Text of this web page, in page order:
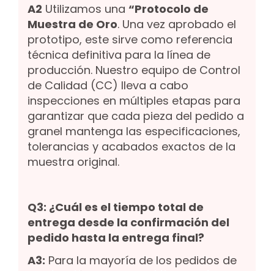
A2 Utilizamos una “Protocolo de
Muestra de Oro. Una vez aprobado el
prototipo, este sirve como referencia
técnica definitiva para la línea de
producción. Nuestro equipo de Control
de Calidad (CC) lleva a cabo
inspecciones en múltiples etapas para
garantizar que cada pieza del pedido a
granel mantenga las especificaciones,
tolerancias y acabados exactos de la
muestra original.
Q3: ¿Cuál es el tiempo total de
entrega desde la confirmación del
pedido hasta la entrega final?
A3: Para la mayoría de los pedidos de